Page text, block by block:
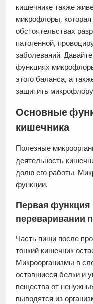
кишечнике также
микрофлоры,
обстоятельствах
патогенной,
заболеваний.
функциях
этого баланса, а
защитить
Основные
кишечника
Полезные
деятельность
долю его работы.
функции.
Первая
переваривании
Часть пищи после
тонкий кишечник
Микроорганизмы в
оставшиеся белки и
вещества от
выводятся из